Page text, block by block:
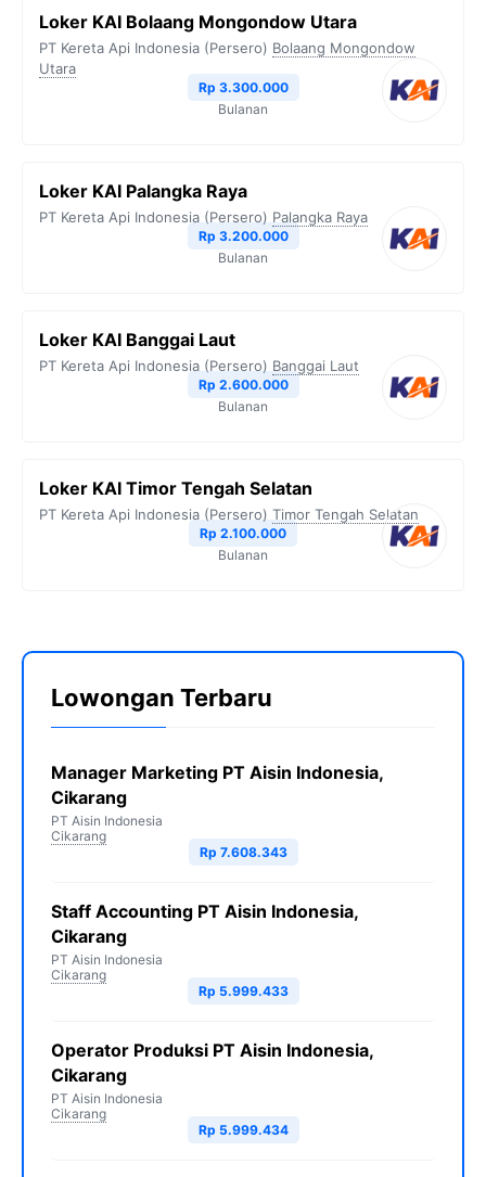
Loker KAI Bolaang Mongondow Utara
PT Kereta Api Indonesia (Persero) Bolaang Mongondow
Utara
Rp 3.300.000
Bulanan
Loker KAI Palangka Raya
PT Kereta Api Indonesia (Persero) Palangka Raya
Rp 3.200.000
Bulanan
Loker KAI Banggai Laut
PT Kereta Api Indonesia (Persero) Banggai Laut
Rp 2.600.000
Bulanan
Loker KAI Timor Tengah Selatan
PT Kereta Api Indonesia (Persero) Timor Tengah Selatan
Rp 2.100.000
Bulanan
Lowongan Terbaru
Manager Marketing PT Aisin Indonesia,
Cikarang
PT Aisin Indonesia
Cikarang
Rp 7.608.343
Staff Accounting PT Aisin Indonesia,
Cikarang
PT Aisin Indonesia
Cikarang
Rp 5.999.433
Operator Produksi PT Aisin Indonesia,
Cikarang
PT Aisin Indonesia
Cikarang
Rp 5.999.434